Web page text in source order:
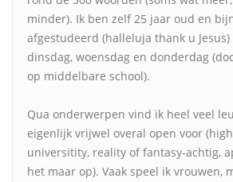
minder). Ik ben zelf 25 jaar oud en
afgestudeerd (halleluja thank u
dinsdag, woensdag en donderdag
op middelbare school).
Qua onderwerpen vind ik heel veel
eigenlijk vrijwel overal open voor
universitity, reality of fantasy-achtig,
het maar op). Vaak speel ik vrouwen,